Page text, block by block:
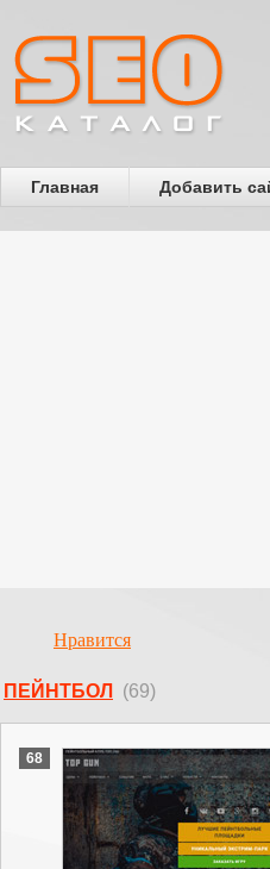
Главная Добавить
Нравится
ПЕЙНТБОЛ (69)
68